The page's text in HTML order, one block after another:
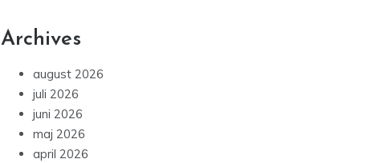
Archives
august 2026
juli 2026
juni 2026
maj 2026
april 2026